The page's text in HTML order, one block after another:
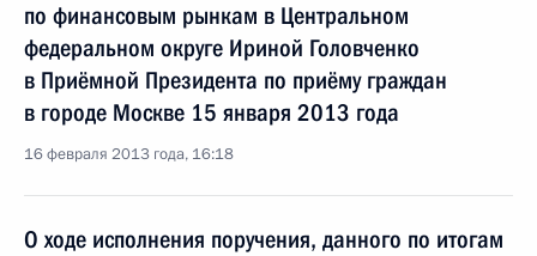
по финансовым рынкам в Центральном
федеральном округе Ириной Головченко
в Приёмной Президента по приёму граждан
в городе Москве 15 января 2013 года
16 февраля 2013 года, 16:18
О ходе исполнения поручения, данного по итогам